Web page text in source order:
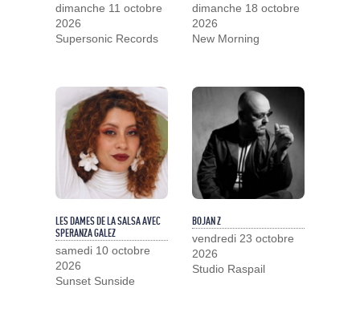
dimanche 11 octobre
2026
Supersonic Records
dimanche 18 octobre
2026
New Morning
LES DAMES DE LA SALSA AVEC
SPERANZA GALEZ
samedi 10 octobre
2026
Sunset Sunside
BOJAN Z
vendredi 23 octobre
2026
Studio Raspail